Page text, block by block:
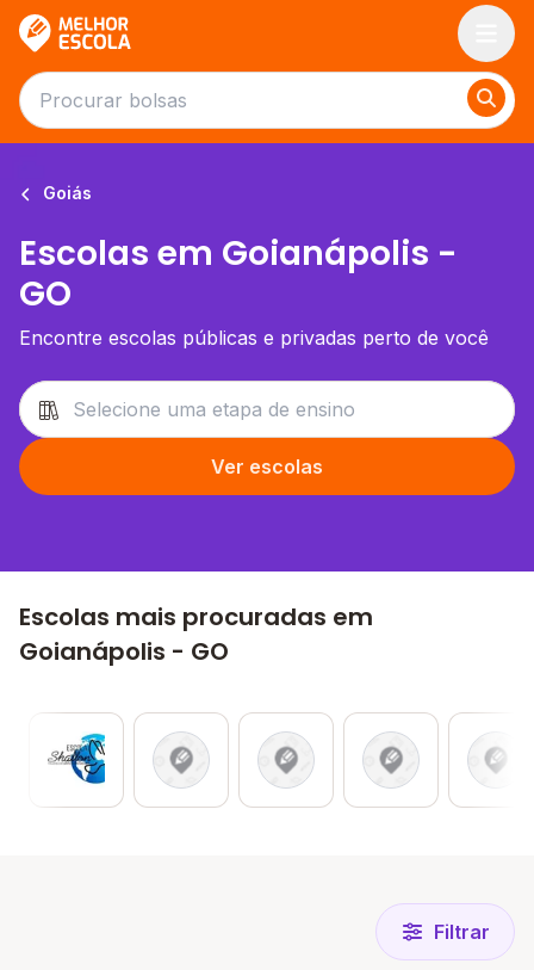
Goiás
Escolas em Goianápolis -
GO
Encontre escolas públicas e privadas perto de você
Ver escolas
Escolas mais procuradas em
Goianápolis - GO
Filtrar